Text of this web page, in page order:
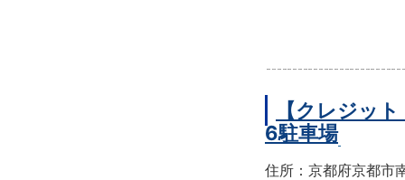
【クレジッ
6駐車場
住所：京都府京都市